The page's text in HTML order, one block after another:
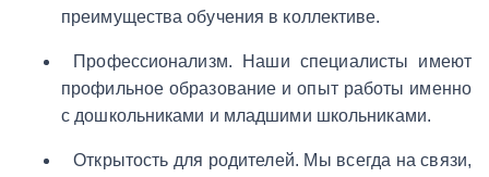
преимущества обучения в коллективе.
Профессионализм. Наши специалисты имеют
профильное образование и опыт работы именно
с дошкольниками и младшими школьниками.
Открытость для родителей. Мы всегда на связи,